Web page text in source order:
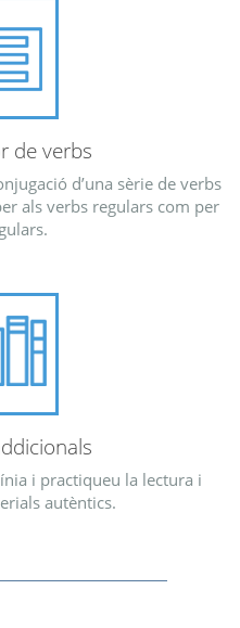
de verbs
d’una sèrie de verbs
als verbs regulars com per
i practiqueu la lectura i
autèntics.